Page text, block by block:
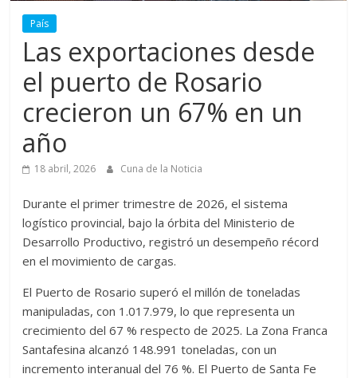
País
Las exportaciones desde
el puerto de Rosario
crecieron un 67% en un
año
18 abril, 2026 Cuna de la Noticia
Durante el primer trimestre de 2026, el sistema
logístico provincial, bajo la órbita del Ministerio de
Desarrollo Productivo, registró un desempeño récord
en el movimiento de cargas.
El Puerto de Rosario superó el millón de toneladas
manipuladas, con 1.017.979, lo que representa un
crecimiento del 67 % respecto de 2025. La Zona Franca
Santafesina alcanzó 148.991 toneladas, con un
incremento interanual del 76 %. El Puerto de Santa Fe